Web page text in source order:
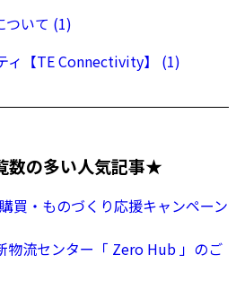
ついて (1)
ィ【TE Connectivity】 (1)
数の多い人気記事★
買・ものづくり応援キャンペーン
物流センター「 Zero Hub 」のご